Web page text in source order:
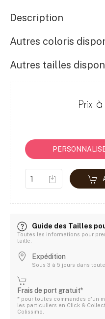
Description
Autres coloris
Autres tailles
Prix
Guide des Tailles
Toutes les informations pour
taille.
Expédition
Sous 3 à 5 jours dans
Frais de port gratuit*
* pour toutes commandes d'un
les particuliers en Click &
Colissimo.